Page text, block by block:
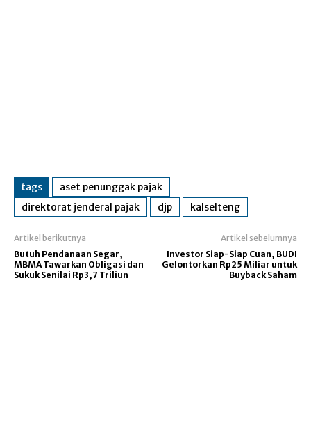
tags
aset penunggak pajak
direktorat jenderal pajak
djp kalselteng
Artikel berikutnya
Butuh Pendanaan Segar,
MBMA Tawarkan Obligasi dan
Sukuk Senilai Rp3,7 Triliun
Artikel sebelumnya
Investor Siap-Siap Cuan, BUDI
Gelontorkan Rp25 Miliar untuk
Buyback Saham